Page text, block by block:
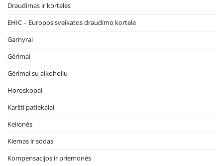
Draudimas ir kortelės
EHIC – Europos sveikatos draudimo kortelė
Garnyrai
Gėrimai
Gėrimai su alkoholiu
Horoskopai
Karšti patiekalai
Kelionės
Kiemas ir sodas
Kompensacijos ir priemonės